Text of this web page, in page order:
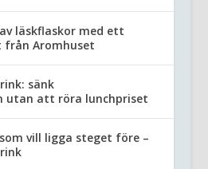
läskflaskor med ett
Aromhuset
sänk
utan att röra lunchpriset
vill ligga steget före –